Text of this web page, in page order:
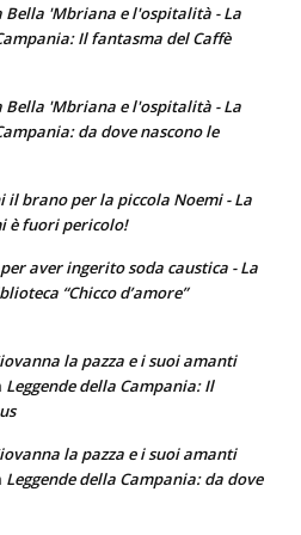
Bella 'Mbriana e l'ospitalità - La
Il fantasma del Caffè
Bella 'Mbriana e l'ospitalità - La
da dove nascono le
brano per la piccola Noemi - La
è fuori pericolo!
aver ingerito soda caustica - La
“Chicco d’amore”
la pazza e i suoi amanti
Leggende della Campania: Il
la pazza e i suoi amanti
Leggende della Campania: da dove